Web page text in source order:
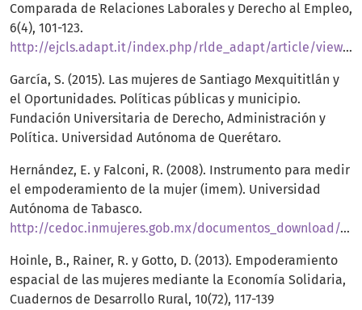
Comparada de Relaciones Laborales y Derecho al Empleo,
6(4), 101-123.
http://ejcls.adapt.it/index.php/rlde_adapt/article/view/629
García, S. (2015). Las mujeres de Santiago Mexquititlán y
el Oportunidades. Políticas públicas y municipio.
Fundación Universitaria de Derecho, Administración y
Política. Universidad Autónoma de Querétaro.
Hernández, E. y Falconi, R. (2008). Instrumento para medir
el empoderamiento de la mujer (imem). Universidad
Autónoma de Tabasco.
http://cedoc.inmujeres.gob.mx/documentos_download/101158.pdf
Hoinle, B., Rainer, R. y Gotto, D. (2013). Empoderamiento
espacial de las mujeres mediante la Economía Solidaria,
Cuadernos de Desarrollo Rural, 10(72), 117-139